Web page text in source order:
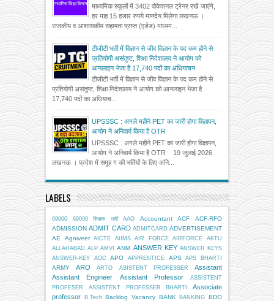
माध्यमिक स्कूलों में 3402 वोकेशनल ट्रेनर रखे जाएंगे,
हर माह 15 हजार रुपये मानदेय मिलेगा लखनऊ ।
राजकीय व आशासकीय सहायता प्राप्त (एडेड) माध्यम...
टीजीटी भर्ती में विज्ञान से जीव विज्ञान के पद कम होने से
प्रतियोगी असंतुष्ट, शिक्षा निदेशालय ने आयोग को
आनलाइन भेजा है 17,740 पदों का अधियाचन
टीजीटी भर्ती में विज्ञान से जीव विज्ञान के पद कम होने से
प्रतियोगी असंतुष्ट, शिक्षा निदेशालय ने आयोग को आनलाइन भेजा है
17,740 पदों का अधियाच...
UPSSSC : अगले महीने PET का जारी होगा विज्ञापन,
आयोग ने अनिवार्य किया है OTR
UPSSSC : अगले महीने PET का जारी होगा विज्ञापन,
आयोग ने अनिवार्य किया है OTR 19 जुलाई 2026
लखनऊ । प्रदेश में समूह ग की भर्तियों के लिए अनि...
LABELS
69000 69000 शिक्षक भर्ती AAO Accountant ACF
ACF-RFO
ADMISSION ADMIT CARD ADMITCARD ADVERTISEMENT
AE
Agniveer AICTE AIIMS AIR FORCE AIRFORCE
AKTU
ALLAHABAD ALP AMVI ANM ANSWER KEY ANSWER KEYS
ANSWER-KEY
AOC APO APPRENTICE APS APS BHARTI
ARMY ARO ARTO ASISTENT PROFESSER
Assistant
Assistant Engineer
Assistant Professor
ASSISTENT
PROFESER
ASSISTENT PROFESSER BHARTI
Associate
professor
B.Tech Backlog Vacancy BANK BANKING BDO